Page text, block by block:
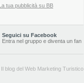
La tua pubblicità su BB
Seguici su Facebook
Entra nel gruppo e diventa un fan
Il blog del Web Marketing Turistico